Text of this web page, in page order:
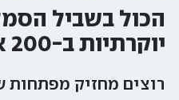
הכול בשביל
יוקרתיות ב-200 אלף שקל
רוצים מחזיק מפתחות